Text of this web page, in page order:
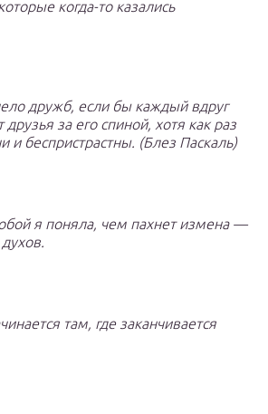
когда-то казались
дружб, если бы каждый вдруг
друзья за его спиной, хотя как раз
и беспристрастны. (Блез Паскаль)
я поняла, чем пахнет измена —
там, где заканчивается